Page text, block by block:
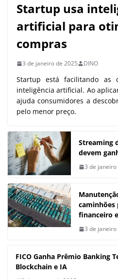
Startup usa
artificial para
compras
3 de janeiro de 2025 DINO
Startup está facilitando as
inteligência artificial. Ao
ajuda consumidores a
pelo menor preço.
Streaming
devem
3 de janeiro
caminhões
financeiro
3 de janeiro
FICO Ganha Prêmio Banking
Blockchain e IA